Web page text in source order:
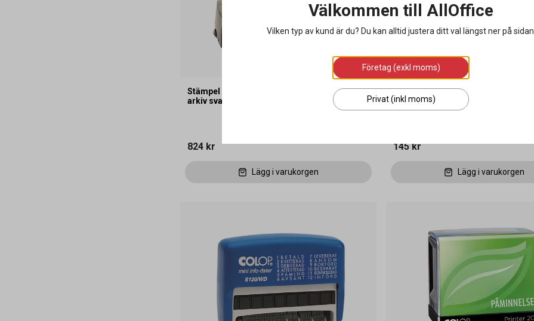
Stämpel Colop EOS Kontering UG4 svenskt
arkiv svart
824 kr
Lägg i varukorgen
Dynkassett Colop E/2100 svart
145 kr
Lägg i varukorgen
Välkommen till AllOffice
Vilken typ av kund är du? Du kan alltid justera ditt val längst ner på sidan.
Företag (exkl moms)
Privat (inkl moms)